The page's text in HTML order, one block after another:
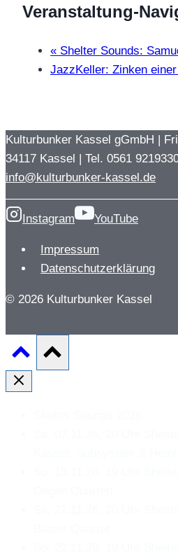
Veranstaltung-
« Shelter Sounds:
JazzKeller: Zinken
Kulturbunker Kassel gGmbH |
34117 Kassel | Tel. 0561
info@kulturbunker-kassel.de
Instagram YouTube
Impressum
Datenschutzerklärung
© 2026 Kulturbunker Kassel